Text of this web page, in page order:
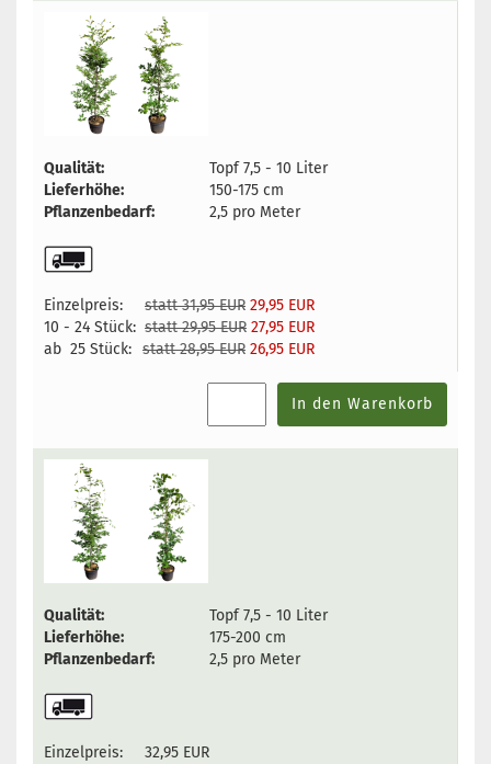
Qualität:
Topf 7,5 - 10 Liter
Lieferhöhe:
150-175 cm
Pflanzenbedarf:
2,5 pro Meter
Einzelpreis: statt 31,95 EUR 29,95 EUR
10 - 24 Stück: statt 29,95 EUR 27,95 EUR
ab 25 Stück: statt 28,95 EUR 26,95 EUR
In den Warenkorb
Qualität:
Topf 7,5 - 10 Liter
Lieferhöhe:
175-200 cm
Pflanzenbedarf:
2,5 pro Meter
Einzelpreis:
32,95 EUR